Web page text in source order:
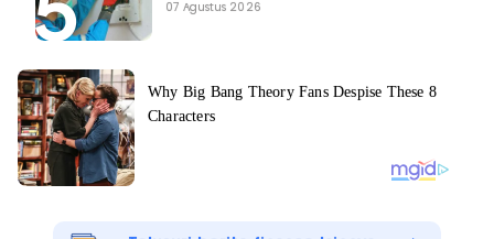
07 Agustus 2026